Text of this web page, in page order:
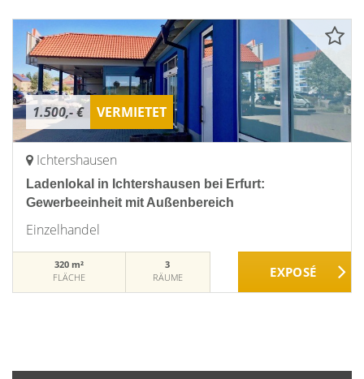
1.500,- € VERMIETET
Ichtershausen
Ladenlokal in Ichtershausen bei Erfurt:
Gewerbeeinheit mit Außenbereich
Einzelhandel
320 m²
FLÄCHE
3
RÄUME